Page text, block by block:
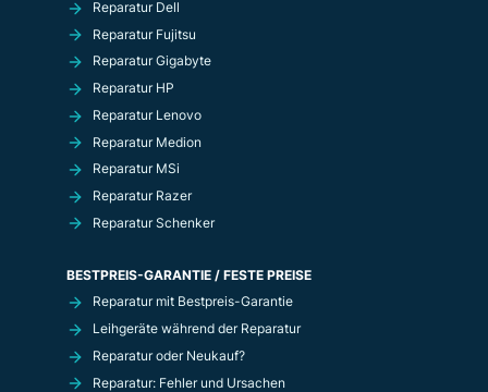
Reparatur Dell
Reparatur Fujitsu
Reparatur Gigabyte
Reparatur HP
Reparatur Lenovo
Reparatur Medion
Reparatur MSi
Reparatur Razer
Reparatur Schenker
BESTPREIS-GARANTIE / FESTE PREISE
Reparatur mit Bestpreis-Garantie
Leihgeräte während der Reparatur
Reparatur oder Neukauf?
Reparatur: Fehler und Ursachen